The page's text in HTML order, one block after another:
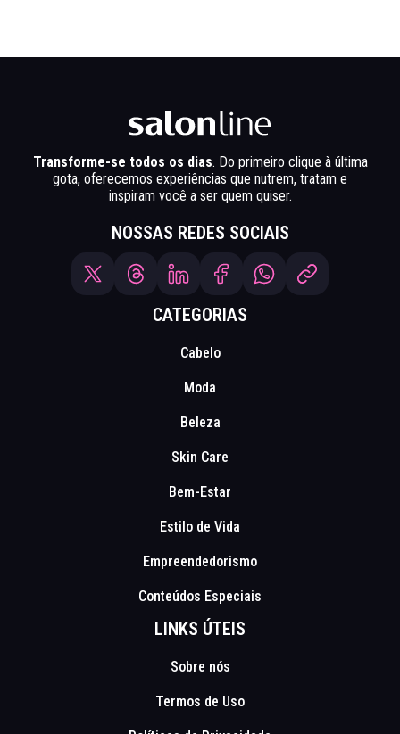
Transforme-se todos os dias. Do primeiro clique à última
gota, oferecemos experiências que nutrem, tratam e
inspiram você a ser quem quiser.
NOSSAS REDES SOCIAIS
CATEGORIAS
Cabelo
Moda
Beleza
Skin Care
Bem-Estar
Estilo de Vida
Empreendedorismo
Conteúdos Especiais
LINKS ÚTEIS
Sobre nós
Termos de Uso